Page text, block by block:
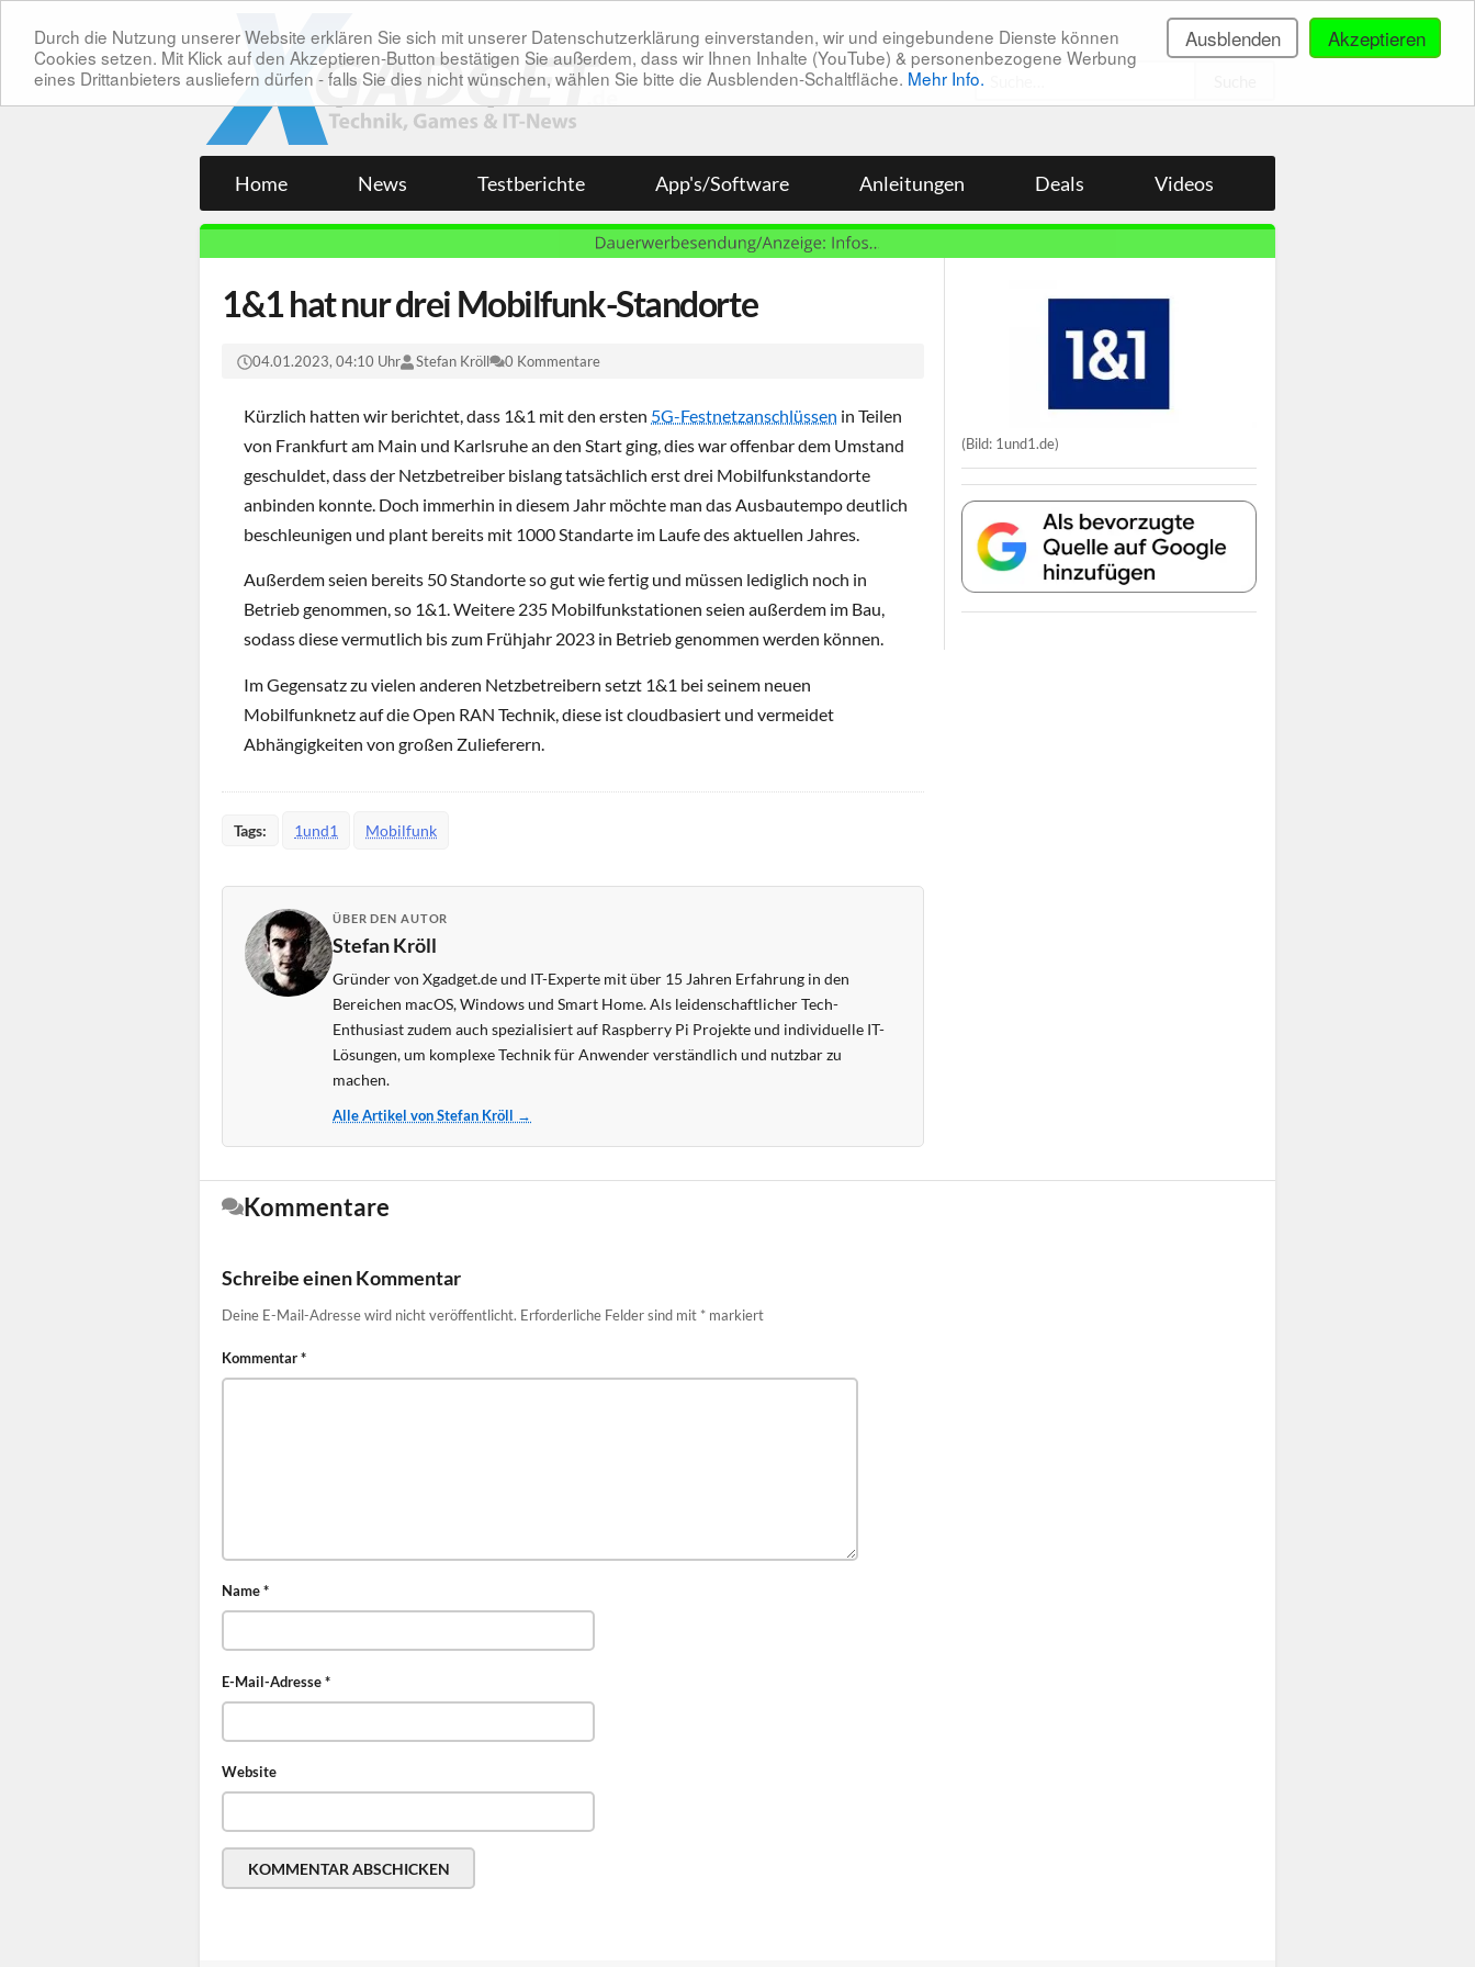
Akzeptieren
Ausblenden
Durch die Nutzung unserer Website erklären Sie sich mit unserer Datenschutzerklärung einverstanden, wir und eingebundene Dienste können
Cookies setzen. Mit Klick auf den Akzeptieren-Button bestätigen Sie außerdem, dass wir Ihnen Inhalte (YouTube) & personenbezogene Werbung
eines Drittanbieters ausliefern dürfen - falls Sie dies nicht wünschen, wählen Sie bitte die Ausblenden-Schaltfläche. Mehr Info.
Home News Testberichte App's/Software Anleitungen Deals Videos
1&1 hat nur drei Mobilfunk-Standorte
04.01.2023, 04:10 Uhr Stefan Kröll 0 Kommentare
Kürzlich hatten wir berichtet, dass 1&1 mit den ersten 5G-Festnetzanschlüssen in Teilen
von Frankfurt am Main und Karlsruhe an den Start ging, dies war offenbar dem Umstand
geschuldet, dass der Netzbetreiber bislang tatsächlich erst drei Mobilfunkstandorte
anbinden konnte. Doch immerhin in diesem Jahr möchte man das Ausbautempo deutlich
beschleunigen und plant bereits mit 1000 Standarte im Laufe des aktuellen Jahres.
Außerdem seien bereits 50 Standorte so gut wie fertig und müssen lediglich noch in
Betrieb genommen, so 1&1. Weitere 235 Mobilfunkstationen seien außerdem im Bau,
sodass diese vermutlich bis zum Frühjahr 2023 in Betrieb genommen werden können.
Im Gegensatz zu vielen anderen Netzbetreibern setzt 1&1 bei seinem neuen
Mobilfunknetz auf die Open RAN Technik, diese ist cloudbasiert und vermeidet
Abhängigkeiten von großen Zulieferern.
Tags: 1und1 Mobilfunk
ÜBER DEN AUTOR
Stefan Kröll
Gründer von Xgadget.de und IT-Experte mit über 15 Jahren Erfahrung in den
Bereichen macOS, Windows und Smart Home. Als leidenschaftlicher Tech-
Enthusiast zudem auch spezialisiert auf Raspberry Pi Projekte und individuelle IT-
Lösungen, um komplexe Technik für Anwender verständlich und nutzbar zu
machen.
Alle Artikel von Stefan Kröll →
(Bild: 1und1.de)
Kommentare
Schreibe einen Kommentar
Deine E-Mail-Adresse wird nicht veröffentlicht. Erforderliche Felder sind mit * markiert
Kommentar*
Name*
E-Mail-Adresse*
Website